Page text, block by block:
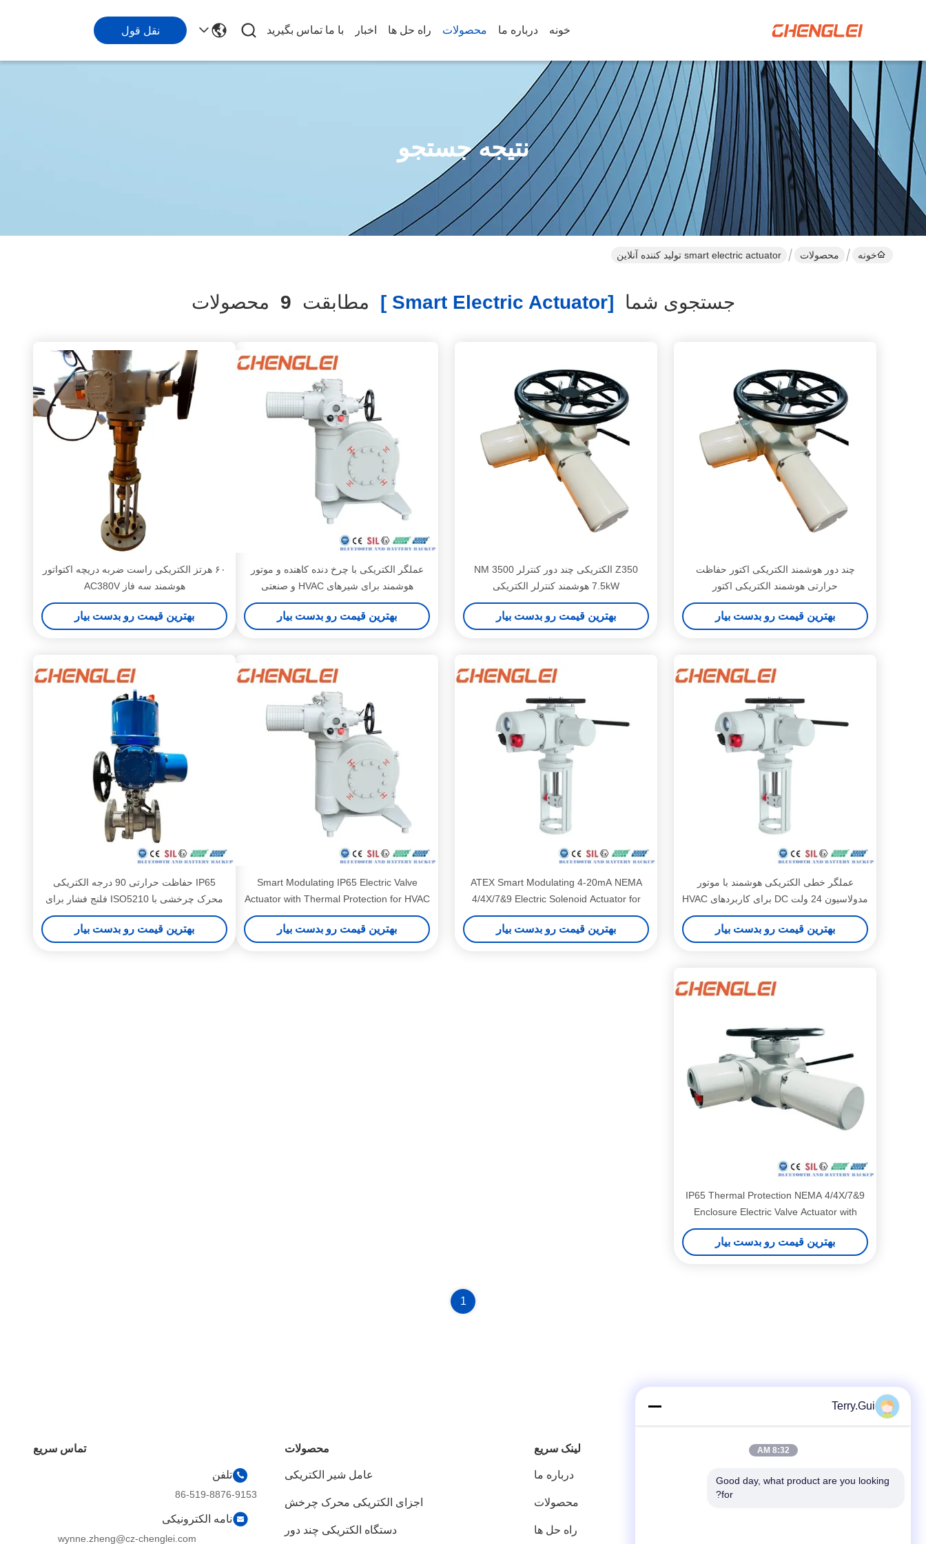
خونه درباره ما محصولات راه حل ها اخبار با ما تماس بگیرید نقل قول
نتیجه جستجو
خونه محصولات smart electric actuator تولید کننده آنلاین
جستجوی شما [smart Electric Actuator ] مطابقت 9 محصولات
چند دور هوشمند الکتریکی اکتور حفاظت
حرارتی هوشمند الکتریکی اکتور
بهترین قیمت رو بدست بیار
Z350 الکتریکی چند دور کنترلر 3500 NM
7.5kW هوشمند کنترلر الکتریکی
بهترین قیمت رو بدست بیار
عملگر الکتریکی با چرخ دنده کاهنده و موتور
هوشمند برای شیرهای HVAC و صنعتی
بهترین قیمت رو بدست بیار
۶۰ هرتز الکتریکی راست ضربه دریچه اکتواتور
هوشمند سه فاز AC380V
بهترین قیمت رو بدست بیار
عملگر خطی الکتریکی هوشمند با موتور
مدولاسیون 24 ولت DC برای کاربردهای HVAC
بهترین قیمت رو بدست بیار
ATEX Smart Modulating 4-20mA NEMA
4/4X/7&9 Electric Solenoid Actuator for
HVAC
بهترین قیمت رو بدست بیار
Smart Modulating IP65 Electric Valve
Actuator with Thermal Protection for HVAC
Applications
بهترین قیمت رو بدست بیار
IP65 حفاظت حرارتی 90 درجه الکتریکی
محرک چرخشی با ISO5210 فلنج فشار برای
HVAC
بهترین قیمت رو بدست بیار
IP65 Thermal Protection NEMA 4/4X/7&9
Enclosure Electric Valve Actuator with
30000/Year Production Capacity
بهترین قیمت رو بدست بیار
1
لینک سریع
درباره ما
محصولات
راه حل ها
محصولات
عامل شیر الکتریکی
اجزای الکتریکی محرک چرخش
دستگاه الکتریکی چند دور
تماس سریع
تلفن
86-519-8876-9153
نامه الکترونیکی
wynne.zheng@cz-chenglei.com
Terry.Gui
8:32 AM
Good day, what product are you looking
for?